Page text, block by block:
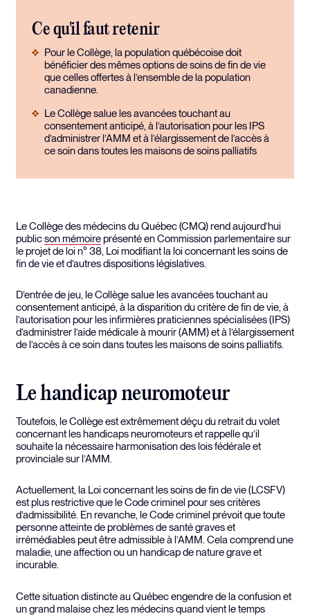
Ce qu'il faut retenir
Pour le Collège, la population québécoise doit
bénéficier des mêmes options de soins de fin de vie
que celles offertes à l’ensemble de la population
canadienne.
Le Collège salue les avancées touchant au
consentement anticipé, à l’autorisation pour les IPS
d’administrer l’AMM et à l’élargissement de l’accès à
ce soin dans toutes les maisons de soins palliatifs
Le Collège des médecins du Québec (CMQ) rend aujourd’hui
publicson mémoireprésenté en Commission parlementaire sur
le projet de loi n° 38, Loi modifiant la loi concernant les soins de
fin de vie et d’autres dispositions législatives.
D’entrée de jeu, le Collège salue les avancées touchant au
consentement anticipé, à la disparition du critère de fin de vie, à
l’autorisation pour les infirmières praticiennes spécialisées (IPS)
d’administrer l’aide médicale à mourir (AMM) et à l’élargissement
de l’accès à ce soin dans toutes les maisons de soins palliatifs.
Le handicap neuromoteur
Toutefois, le Collège est extrêmement déçu du retrait du volet
concernant les handicaps neuromoteurs et rappelle qu’il
souhaite la nécessaire harmonisation des lois fédérale et
provinciale sur l’AMM.
Actuellement, la Loi concernant les soins de fin de vie (LCSFV)
est plus restrictive que le Code criminel pour ses critères
d’admissibilité. En revanche, le Code criminel prévoit que toute
personne atteinte de problèmes de santé graves et
irrémédiables peut être admissible à l’AMM. Cela comprend une
maladie, une affection ou un handicap de nature grave et
incurable.
Cette situation distincte au Québec engendre de la confusion et
un grand malaise chez les médecins quand vient le temps